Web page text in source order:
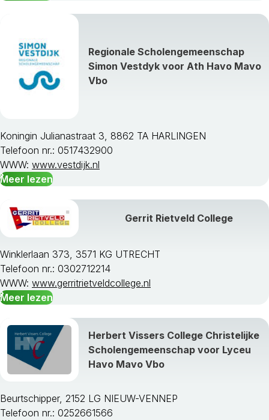
Regionale Scholengemeenschap
Simon Vestdyk voor Ath Havo Mavo
Vbo
Koningin Julianastraat 3, 8862 TA HARLINGEN
Telefoon nr.: 0517432900
WWW: www.vestdijk.nl
Meer lezen
Gerrit Rietveld College
Winklerlaan 373, 3571 KG UTRECHT
Telefoon nr.: 0302712214
WWW: www.gerritrietveldcollege.nl
Meer lezen
Herbert Vissers College Christelijke
Scholengemeenschap voor Lyceu
Havo Mavo Vbo
Beurtschipper, 2152 LG NIEUW-VENNEP
Telefoon nr.: 0252661566